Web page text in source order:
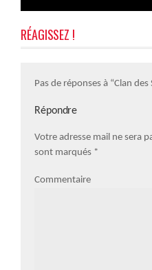
RÉAGISSEZ !
Pas de réponses à “Clan
Répondre
Votre adresse mail ne sera
sont marqués *
Commentaire